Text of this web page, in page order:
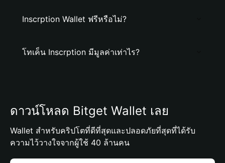
Inscrption Wallet ฟรีหรือไม่?
โทเค็น Inscrption มีมูลค่าเท่าไร?
ดาวน์โหลด Bitget Wallet เลย
Wallet สำหรับคริปโตที่ดีที่สุดและปลอดภัยที่สุดที่ได้รับ
ความไว้วางใจจากผู้ใช้ 40 ล้านคน